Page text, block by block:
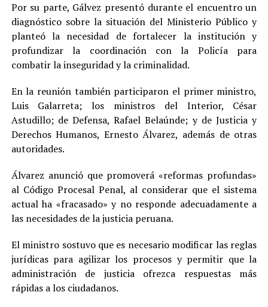
Por su parte, Gálvez presentó durante el encuentro un
diagnóstico sobre la situación del Ministerio Público y
planteó la necesidad de fortalecer la institución y
profundizar la coordinación con la Policía para
combatir la inseguridad y la criminalidad.
En la reunión también participaron el primer ministro,
Luis Galarreta; los ministros del Interior, César
Astudillo; de Defensa, Rafael Belaúnde; y de Justicia y
Derechos Humanos, Ernesto Álvarez, además de otras
autoridades.
Álvarez anunció que promoverá «reformas profundas»
al Código Procesal Penal, al considerar que el sistema
actual ha «fracasado» y no responde adecuadamente a
las necesidades de la justicia peruana.
El ministro sostuvo que es necesario modificar las reglas
jurídicas para agilizar los procesos y permitir que la
administración de justicia ofrezca respuestas más
rápidas a los ciudadanos.